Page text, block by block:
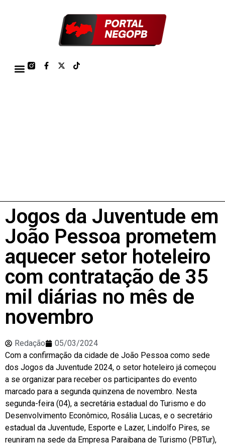
Jogos da Juventude em
João Pessoa prometem
aquecer setor hoteleiro
com contratação de 35
mil diárias no mês de
novembro
Redação
05/03/2024
Com a confirmação da cidade de João Pessoa como sede
dos Jogos da Juventude 2024, o setor hoteleiro já começou
a se organizar para receber os participantes do evento
marcado para a segunda quinzena de novembro. Nesta
segunda-feira (04), a secretária estadual do Turismo e do
Desenvolvimento Econômico, Rosália Lucas, e o secretário
estadual da Juventude, Esporte e Lazer, Lindolfo Pires, se
reuniram na sede da Empresa Paraibana de Turismo (PBTur),